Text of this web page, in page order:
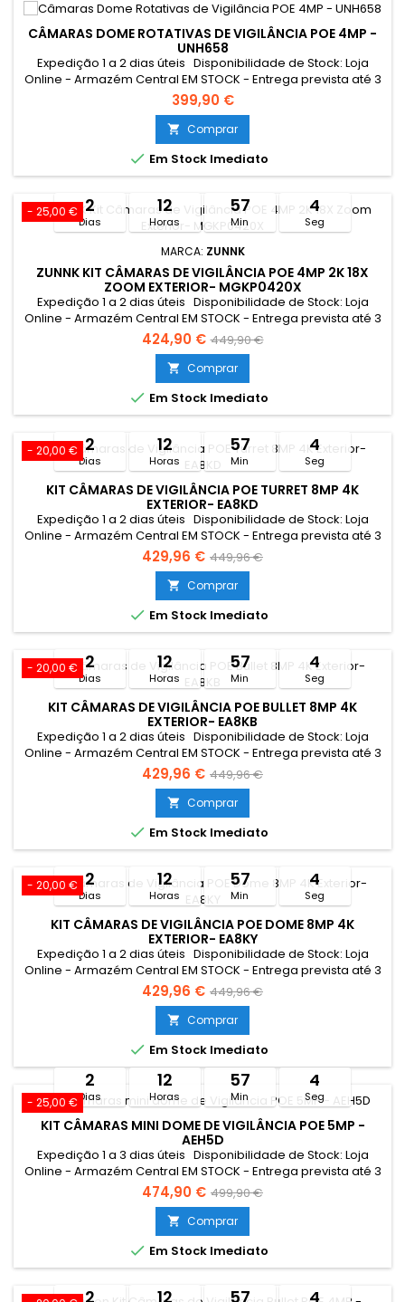
CÂMARAS DOME ROTATIVAS DE VIGILÂNCIA POE 4MP -
UNH658
Expedição 1 a 2 dias úteis Disponibilidade de Stock: Loja
Online - Armazém Central EM STOCK - Entrega prevista até 3
dias úteis Loja Braga - Rua António Fernandes Ferreira
Gomes SEM STOCK - Por encomenda - chegada até 4 dias
úteis
399,90 €
 Comprar
 Em Stock Imediato
- 25,00 € 2
Dias
12
Horas
57
Min
3
Seg
MARCA: ZUNNK
ZUNNK KIT CÂMARAS DE VIGILÂNCIA POE 4MP 2K 18X
ZOOM EXTERIOR- MGKP0420X
Expedição 1 a 2 dias úteis Disponibilidade de Stock: Loja
Online - Armazém Central EM STOCK - Entrega prevista até 3
dias úteis Loja Braga - Rua António Fernandes Ferreira
Gomes EM STOCK Limitado ao stock existente Resumo:
Resolução de 4MP 2K COM 18X ZOOM ÓTICO Campanha
válida entre 27/07 a 11/08/2026
424,90 € 449,90 €
 Comprar
 Em Stock Imediato
- 20,00 € 2
Dias
12
Horas
57
Min
3
Seg
KIT CÂMARAS DE VIGILÂNCIA POE TURRET 8MP 4K
EXTERIOR- EA8KD
Expedição 1 a 2 dias úteis Disponibilidade de Stock: Loja
Online - Armazém Central EM STOCK - Entrega prevista até 3
dias úteis Loja Braga - Rua António Fernandes Ferreira
Gomes EM STOCK Limitado ao stock existenteCampanha
válida entre 27/07 a 11/08/2026
429,96 € 449,96 €
 Comprar
 Em Stock Imediato
- 20,00 € 2
Dias
12
Horas
57
Min
3
Seg
KIT CÂMARAS DE VIGILÂNCIA POE BULLET 8MP 4K
EXTERIOR- EA8KB
Expedição 1 a 2 dias úteis Disponibilidade de Stock: Loja
Online - Armazém Central EM STOCK - Entrega prevista até 3
dias úteis Loja Braga - Rua António Fernandes Ferreira
Gomes EM STOCK Limitado ao stock existenteCampanha
válida entre 27/07 a 11/08/2026
429,96 € 449,96 €
 Comprar
 Em Stock Imediato
- 20,00 € 2
Dias
12
Horas
57
Min
3
Seg
KIT CÂMARAS DE VIGILÂNCIA POE DOME 8MP 4K
EXTERIOR- EA8KY
Expedição 1 a 2 dias úteis Disponibilidade de Stock: Loja
Online - Armazém Central EM STOCK - Entrega prevista até 3
dias úteis Loja Braga - Rua António Fernandes Ferreira
Gomes EM STOCK Limitado ao stock existente Campanha
válida entre 27/07 a 11/08/2026
429,96 € 449,96 €
 Comprar
 Em Stock Imediato
- 25,00 €
2
Dias
12
Horas
57
Min
3
Seg
KIT CÂMARAS MINI DOME DE VIGILÂNCIA POE 5MP -
AEH5D
Expedição 1 a 3 dias úteis Disponibilidade de Stock: Loja
Online - Armazém Central EM STOCK - Entrega prevista até 3
dias úteis Loja Braga - Rua António Fernandes Ferreira
Gomes SEM STOCK - Por encomenda - chegada até 2 dias
úteis Limitado ao stock existente Resumo: Resolução de
4MP 2K COM 18X ZOOM ÓTICO Campanha válida entre 27/07
a 11/08/2026
474,90 € 499,90 €
 Comprar
 Em Stock Imediato
2 12 57 3